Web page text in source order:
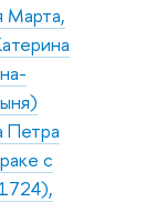
Марта,
Петра
с